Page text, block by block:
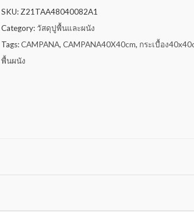
SKU: Z21TAA48040082A1
Category: วัสดุปูพื้นและผนัง
Tags:CAMPANA, CAMPANA40X40cm, กระเบื้อง
พื้นผนัง